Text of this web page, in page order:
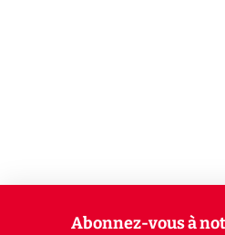
Abonnez-vous à